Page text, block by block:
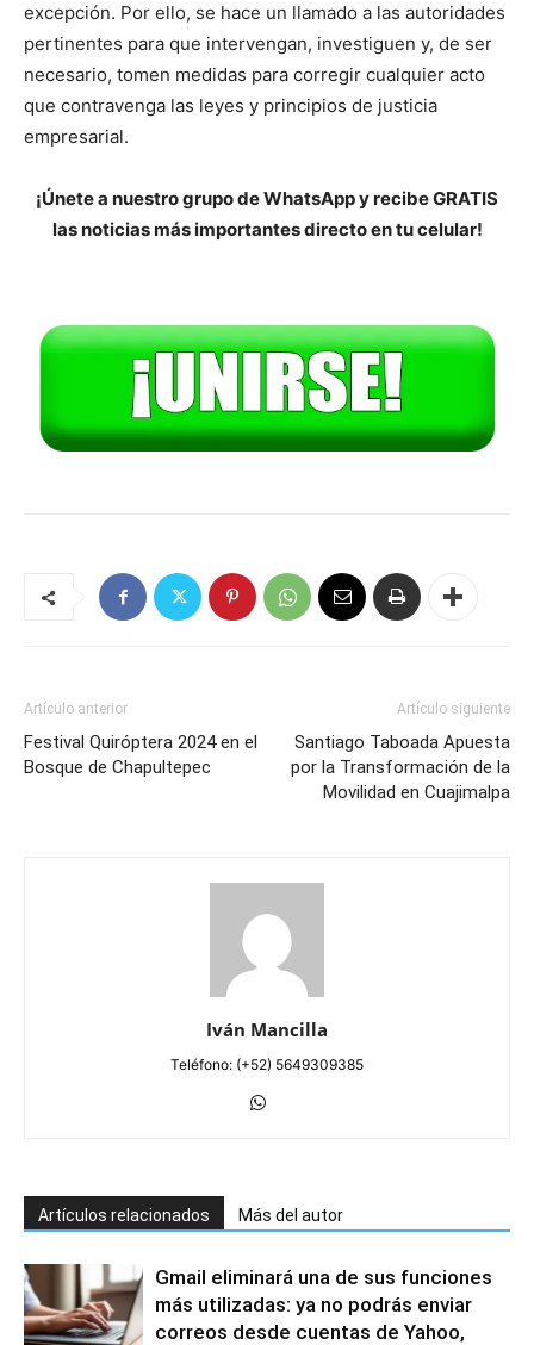
excepción. Por ello, se hace un llamado a las autoridades
pertinentes para que intervengan, investiguen y, de ser
necesario, tomen medidas para corregir cualquier acto
que contravenga las leyes y principios de justicia
empresarial.
¡Únete a nuestro grupo de WhatsApp y recibe GRATIS
las noticias más importantes directo en tu celular!
Artículo anterior
Festival Quiróptera 2024 en el
Bosque de Chapultepec
Artículo siguiente
Santiago Taboada Apuesta
por la Transformación de la
Movilidad en Cuajimalpa
Iván Mancilla
Teléfono: (+52) 5649309385
Artículos relacionados Más del autor
Gmail eliminará una de sus funciones
más utilizadas: ya no podrás enviar
correos desde cuentas de Yahoo,